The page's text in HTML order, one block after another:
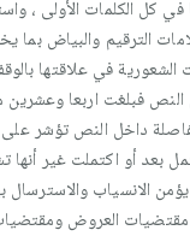
كل الكلمات الأولى ،
الترقيم والبياض بما
الشعورية في علاقتها
فبلغت اربعا وعشرين
داخل النص تؤشر على
بعد أو اكتملت غير أنها
الانسياب والاسترسال
العروض ومقتضيات